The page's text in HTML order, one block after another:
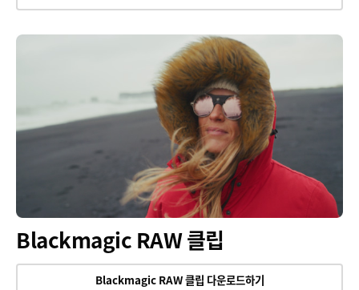
Blackmagic RAW 클립
Blackmagic RAW 클립 다운로드하기